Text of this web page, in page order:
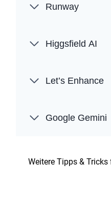
Runway
Higgsfield AI
Let’s Enhance
Google Gemini
Weitere Tipps &